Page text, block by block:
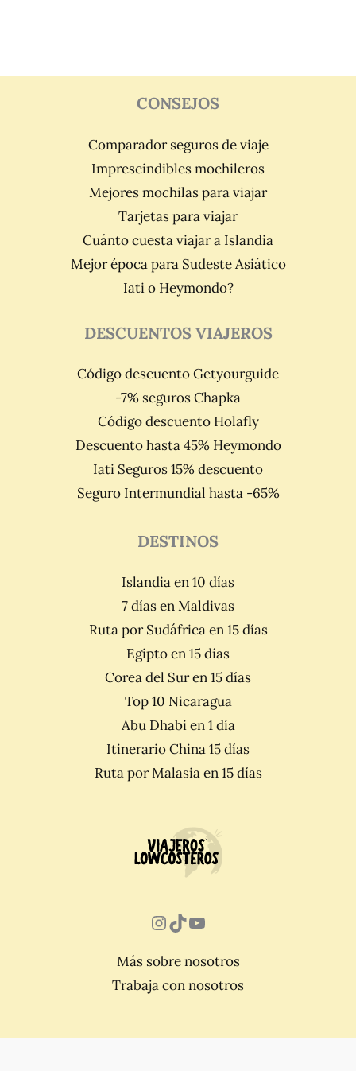
CONSEJOS
Comparador seguros de viaje
Imprescindibles mochileros
Mejores mochilas para viajar
Tarjetas para viajar
Cuánto cuesta viajar a Islandia
Mejor época para Sudeste Asiático
Iati o Heymondo?
DESCUENTOS VIAJEROS
Código descuento Getyourguide
-7% seguros Chapka
Código descuento Holafly
Descuento hasta 45% Heymondo
Iati Seguros 15% descuento
Seguro Intermundial hasta -65%
DESTINOS
Islandia en 10 días
7 días en Maldivas
Ruta por Sudáfrica en 15 días
Egipto en 15 días
Corea del Sur en 15 días
Top 10 Nicaragua
Abu Dhabi en 1 día
Itinerario China 15 días
Ruta por Malasia en 15 días
Instagram
TikTok
YouTube
Más sobre nosotros
Trabaja con nosotros